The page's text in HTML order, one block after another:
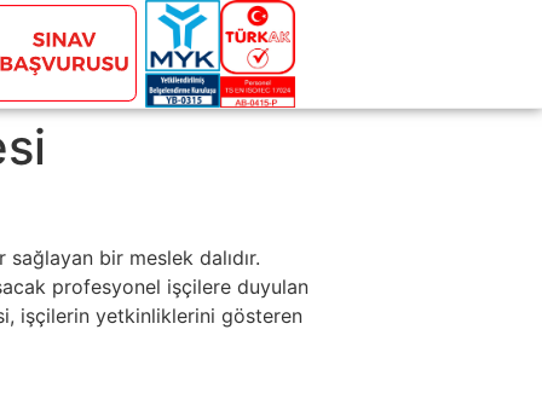
bir meslek dalıdır.
profesyonel işçilere duyulan
işçilerin yetkinliklerini gösteren